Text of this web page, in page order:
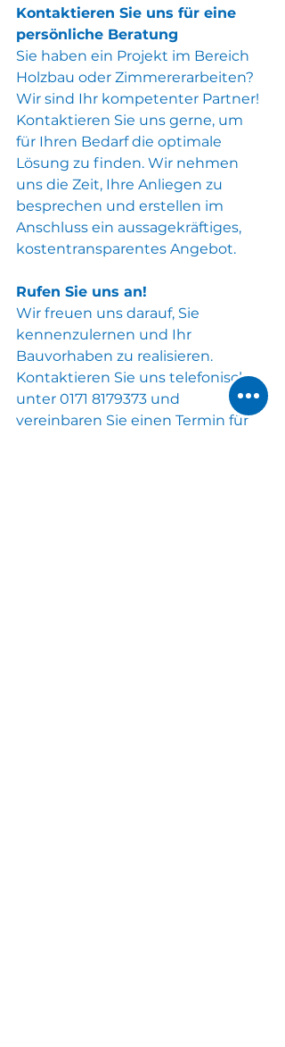
Kontaktieren Sie uns für eine
persönliche Beratung
Sie haben ein Projekt im Bereich
Holzbau oder Zimmererarbeiten?
Wir sind Ihr kompetenter Partner!
Kontaktieren Sie uns gerne, um
für Ihren Bedarf die optimale
Lösung zu finden. Wir nehmen
uns die Zeit, Ihre Anliegen zu
besprechen und erstellen im
Anschluss ein aussagekräftiges,
kostentransparentes Angebot.
Rufen Sie uns an!
Wir freuen uns darauf, Sie
kennenzulernen und Ihr
Bauvorhaben zu realisieren.
Kontaktieren Sie uns telefonisch
unter 0171 8179373 und
vereinbaren Sie einen Termin für